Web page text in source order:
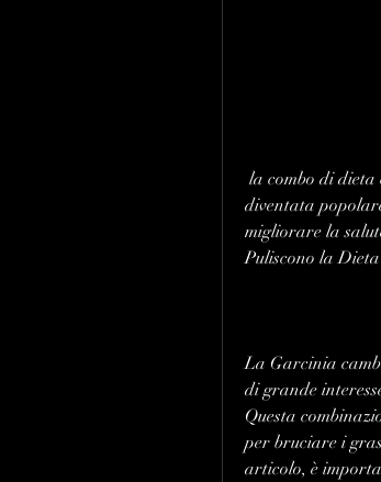
diventata
migliorare la
Puliscono la Dieta
La Garcinia
di grande
Questa
per bruciare i
articolo, è